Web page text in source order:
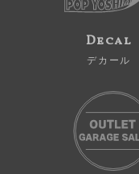
Decal
デカール